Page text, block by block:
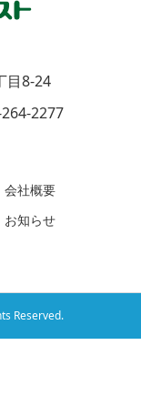
目8-24
2277
会社概要
お知らせ
Reserved.